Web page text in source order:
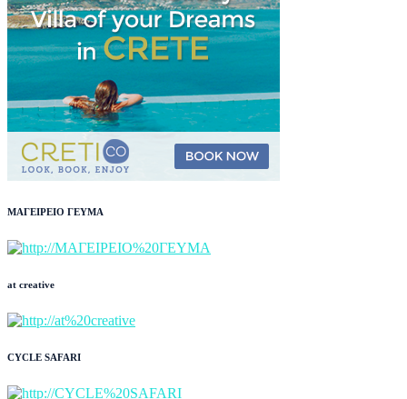
ΜΑΓΕΙΡΕΙΟ ΓΕΥΜΑ
at creative
CYCLE SAFARI